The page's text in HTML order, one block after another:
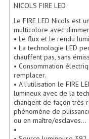
NICOLS FIRE LED
Le FIRE LED Nicols est
multicolore avec
• Le flux et le rendu
• La technologie LED
chauffent pas, sans
• Consommation
remplacer.
• A l’utilisation le FIRE
lumineux avec de la
changent de façon très
phénomène de
ou en maître/esclaves…
•